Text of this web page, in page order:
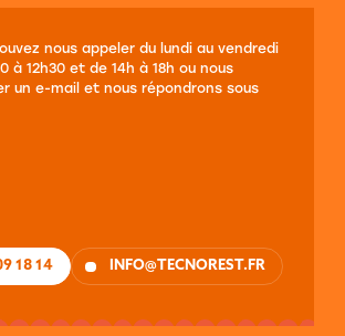
nous appeler du lundi au vendredi
à 12h30 et de 14h à 18h ou nous
un e-mail et nous répondrons sous
18 14 INFO@TECNOREST.FR